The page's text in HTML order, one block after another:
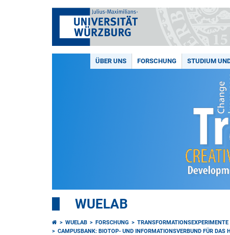
ÜBER UNS FORSCHUNG STUDIUM
WUELAB
WUELAB FORSCHUNG TRANSFORMATIONSEXPERIMENTE
CAMPUSBANK: BIOTOP- UND INFORMATIONSVERBUND FÜR DAS